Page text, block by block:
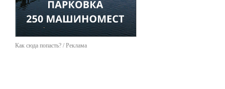
Как сюда попасть? / Реклама